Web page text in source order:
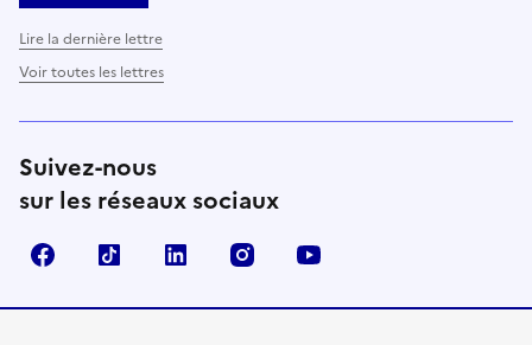
Lire la dernière lettre
Voir toutes les lettres
Suivez-nous
sur les réseaux sociaux
FacebookTikTok LinkedIn Instagram